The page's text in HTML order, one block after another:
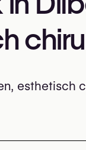
esthetisch
en